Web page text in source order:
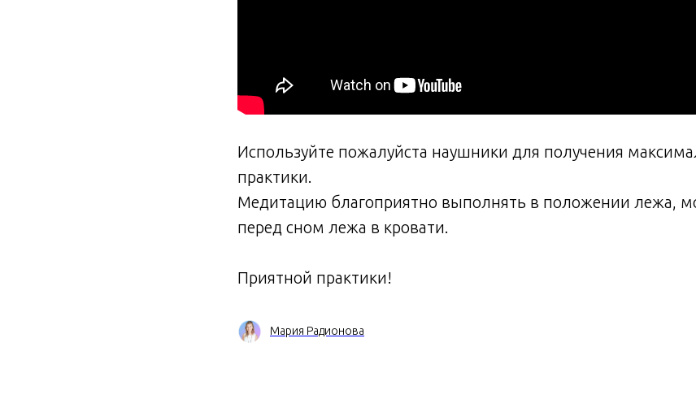
Используйте пожалуйста наушники для получения
практики.
Медитацию благоприятно выполнять в положении лежа,
перед сном лежа в кровати.
Приятной практики!
Мария Радионова